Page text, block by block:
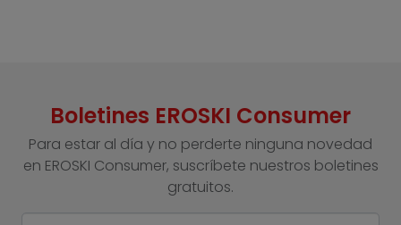
Boletines EROSKI Consumer
Para estar al día y no perderte ninguna novedad
en EROSKI Consumer, suscríbete nuestros boletines
gratuitos.